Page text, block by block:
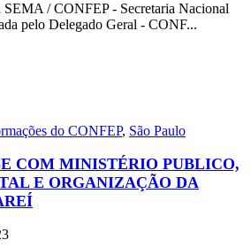
/ CONFEP - Secretaria Nacional
pelo Delegado Geral - CONF...
do CONFEP, São Paulo
COM MINISTÉRIO PUBLICO,
E ORGANIZAÇÃO DA